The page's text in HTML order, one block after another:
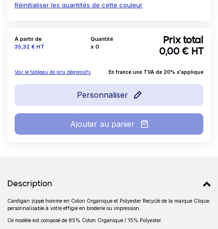
Réinitialiser les quantités de cette couleur
À partir de
Prix
35,32 € HT
Quantité
x 0
Prix total
0,00 € HT
Voir le tableau de prix dégressifs En france une TVA de 20% s'applique
Personnaliser
Ajouter au panier
Détails produits
Description
Description
Cardigan zippé homme en Coton Organique et Polyester Recyclé de la marque Clique
personnalisable à votre effigie en broderie ou impression.
Ce modèle est composé de 85% Coton Organique / 15% Polyester.